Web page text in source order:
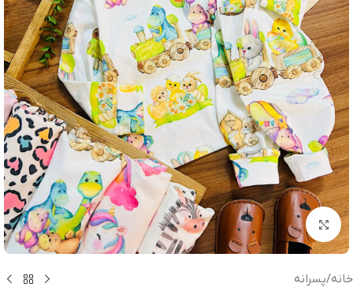
بزرگنمایی تصویر
خانه/پسرانه